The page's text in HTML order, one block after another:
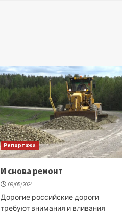
Репортажи
И снова ремонт
09/05/2024
Дорогие российские дороги
требуют внимания и вливания